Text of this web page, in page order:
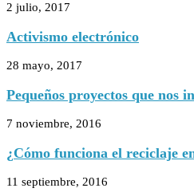
2 julio, 2017
Activismo electrónico
28 mayo, 2017
Pequeños proyectos que nos
7 noviembre, 2016
¿Cómo funciona el reciclaje
11 septiembre, 2016